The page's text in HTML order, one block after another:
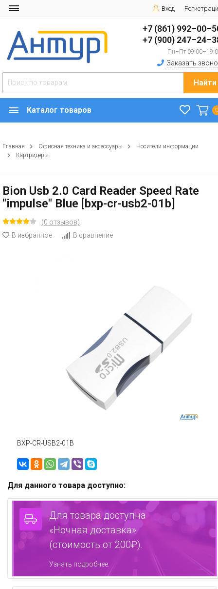
Вход
+7 (861)
+7 (900)
Пн–Пт
Заказать
Найти
Каталог товаров
Главная Офисная техника и аксессуары
Носители информации
Картридеры
Bion Usb 2.0 Card Reader Speed Rate
"impulse" Blue [bxp-cr-usb2-01b]
(0 отзывов)
В избранное
В сравнение
BXP-CR-USB2-01B
Для данного товара доступно:
Для товара доступна
«Ночная доставка»
(стоимость от 200₽).
Узнать подробнее.